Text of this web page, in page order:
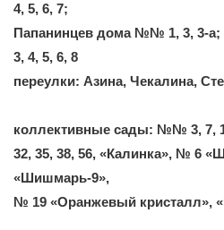
4, 5, 6, 7;
Папанинцев дома №№ 1, 3, 3-
3, 4, 5, 6, 8
переулки: Азина, Чекалина,
коллективные сады: №№ 3, 7,
32, 35, 38, 56, «Калинка», № 6
«Шишмарь-9»,
№ 19 «Оранжевый кристалл»,